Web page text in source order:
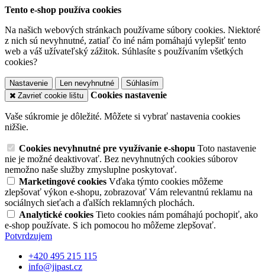
Tento e-shop používa cookies
Na našich webových stránkach používame súbory cookies. Niektoré
z nich sú nevyhnutné, zatiaľ čo iné nám pomáhajú vylepšiť tento
web a váš užívateľský zážitok. Súhlasíte s používaním všetkých
cookies?
Nastavenie Len nevyhnutné
Súhlasím
Zavrieť cookie lištu
Cookies nastavenie
Vaše súkromie je dôležité. Môžete si vybrať nastavenia cookies
nižšie.
Cookies nevyhnutné pre využívanie e-shopu Toto nastavenie
nie je možné deaktivovať. Bez nevyhnutných cookies súborov
nemožno naše služby zmysluplne poskytovať.
Marketingové cookies Vďaka týmto cookies môžeme
zlepšovať výkon e-shopu, zobrazovať Vám relevantnú reklamu na
sociálnych sieťach a ďalších reklamných plochách.
Analytické cookies Tieto cookies nám pomáhajú pochopiť, ako
e-shop používate. S ich pomocou ho môžeme zlepšovať.
Potvrdzujem
+420 495 215 115
info@jipast.cz